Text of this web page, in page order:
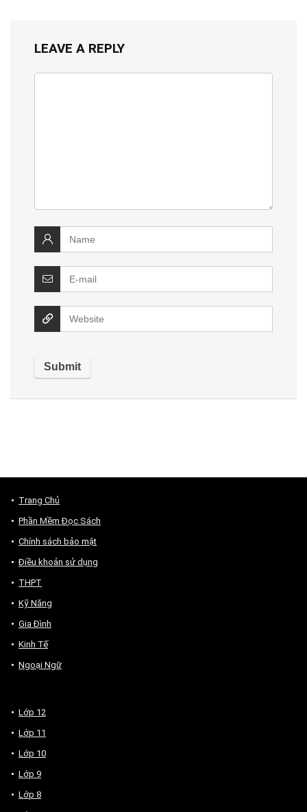
LEAVE A REPLY
Trang Chủ
Phần Mềm Đọc Sách
Chính sách bảo mật
Điều khoản sử dụng
THPT
Kỹ Năng
Gia Đình
Kinh Tế
Ngoại Ngữ
Lớp 12
Lớp 11
Lớp 10
Lớp 9
Lớp 8